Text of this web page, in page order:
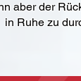
aber der
in Ruhe zu